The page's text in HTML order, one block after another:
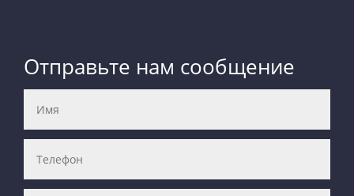
Отправьте нам сообщение